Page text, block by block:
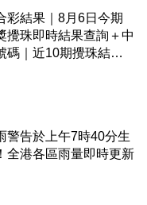
彩結果｜8月6日今期
攪珠即時結果查詢＋中
碼｜近10期攪珠結果
警告於上午7時40分生
全港各區雨量即時更新